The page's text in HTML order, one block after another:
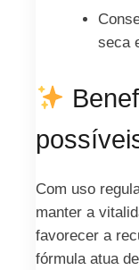
seca
Com uso
manter a
favorecer a
fórmula atua